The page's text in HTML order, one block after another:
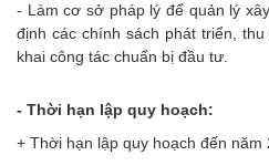
- Làm cơ sở pháp lý để quản lý
định các chính sách phát triển,
khai công tác chuẩn bị đầu tư.
- Thời hạn lập quy hoạch:
+ Thời hạn lập quy hoạch đến năm